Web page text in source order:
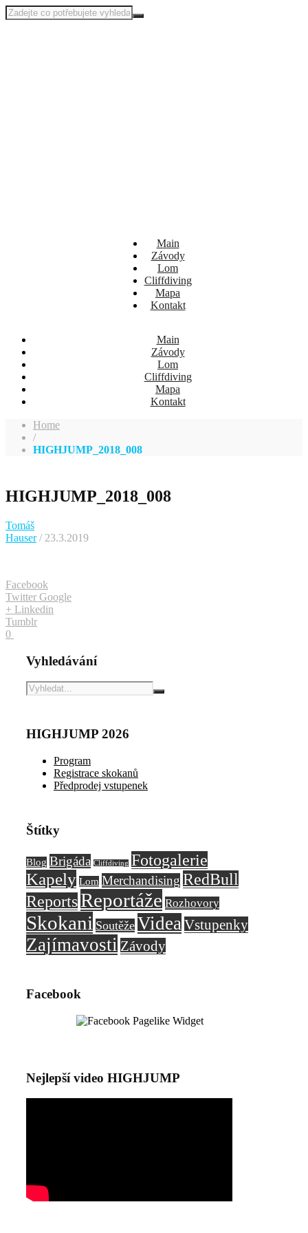
Main
Závody
Lom
Cliffdiving
Mapa
Kontakt
Main
Závody
Lom
Cliffdiving
Mapa
Kontakt
Home
/
HIGHJUMP_2018_008
HIGHJUMP_2018_008
Tomáš
Hauser/ 23.3.2019
Facebook
Twitter Google
+ Linkedin
Tumblr
0
Vyhledávání
HIGHJUMP 2026
Program
Registrace skokanů
Předprodej vstupenek
Štítky
Blog Brigáda Cliffdiving Fotogalerie
Kapely Lom Merchandising RedBull
ReportsReportáže Rozhovory
Skokani Soutěže Videa Vstupenky
Zajímavosti Závody
Facebook
Nejlepší video HIGHJUMP